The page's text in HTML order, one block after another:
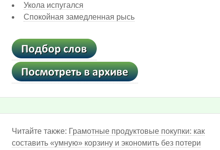
Укола испугался
Спокойная замедленная рысь
Читайте также: Грамотные продуктовые покупки: как
составить «умную» корзину и экономить без потери